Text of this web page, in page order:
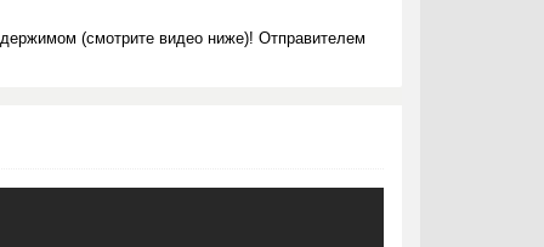
(смотрите видео ниже)! Отправителем